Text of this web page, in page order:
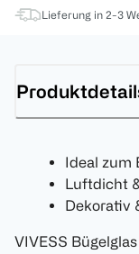
Lieferung in 2-3
Ideal zum
Luftdicht
Dekorativ
VIVESS